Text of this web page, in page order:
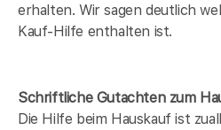
erhalten. Wir sagen deutlich
Kauf-Hilfe enthalten ist.
Schriftliche Gutachten zum
Die Hilfe beim Hauskauf ist